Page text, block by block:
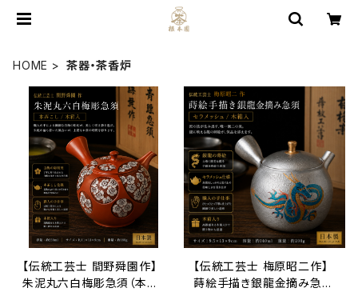
HOME 茶器・茶香炉
【伝統工芸士 間野舜園作】
朱泥丸六白梅彫急須（本茶
【伝統工芸士 梅原昭二作】
蒔絵手描き銀龍金摘み急須